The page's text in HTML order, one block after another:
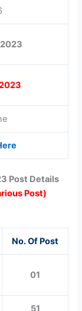
Post Details
Post)
No. Of Post
01
51